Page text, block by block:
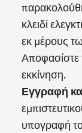
κλειδί
εκ μέρους
Αποφασίστε
εκκίνηση.
Εγγραφή
υπογραφή